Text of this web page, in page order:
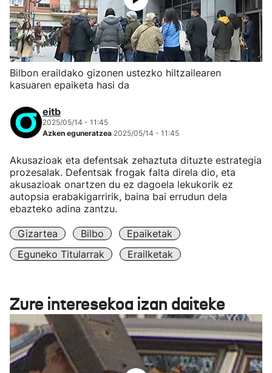
Bilbon eraildako gizonen ustezko hiltzailearen
kasuaren epaiketa hasi da
eitb
2025/05/14 - 11:45
Azken eguneratzea 2025/05/14 - 11:45
Akusazioak eta defentsak zehaztuta dituzte estrategia
prozesalak. Defentsak frogak falta direla dio, eta
akusazioak onartzen du ez dagoela lekukorik ez
autopsia erabakigarririk, baina bai errudun dela
ebazteko adina zantzu.
Gizartea Bilbo
Epaiketak
Eguneko Titularrak
Erailketak
Zure interesekoa izan daiteke